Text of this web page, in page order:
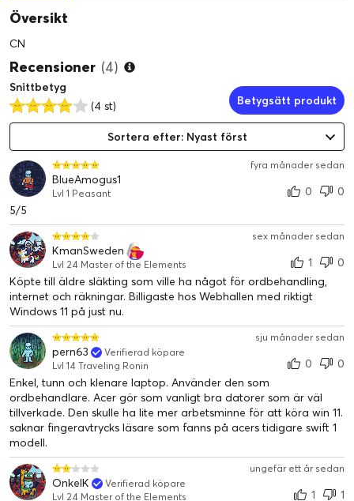
Översikt
CN
Recensioner (4)
Snittbetyg
(4 st)
Betygsätt produkt
Sortera efter: Nyast först
fyra månader sedan
BlueAmogus1
Lvl 1 Peasant 0
0
5/5
sex månader sedan
KmanSweden
Lvl 24 Master of the Elements 1
0
Köpte till äldre släkting som ville ha något för ordbehandling,
internet och räkningar. Billigaste hos Webhallen med riktigt
Windows 11 på just nu.
sju månader sedan
pern63
Verifierad köpare
Lvl 14 Traveling Ronin
0
0
Enkel, tunn och klenare laptop. Använder den som
ordbehandlare. Acer gör som vanligt bra datorer som är väl
tillverkade. Den skulle ha lite mer arbetsminne för att köra win 11.
saknar fingeravtrycks läsare som fanns på acers tidigare swift 1
modell.
ungefär ett år sedan
OnkelK
Verifierad köpare
Lvl 24 Master of the Elements
1 1